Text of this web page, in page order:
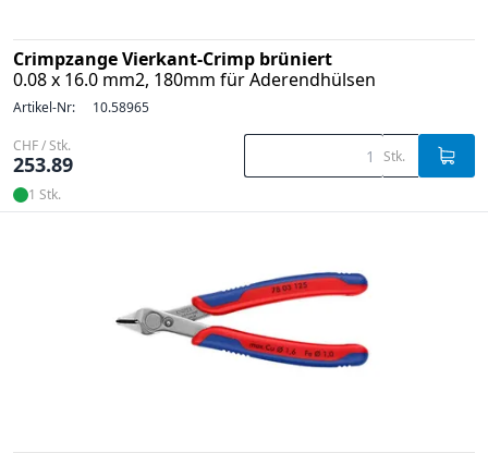
Crimpzange Vierkant-Crimp brüniert
0.08 x 16.0 mm2, 180mm für Aderendhülsen
Artikel-Nr: 10.58965
CHF / Stk.
253.89 Stk.
1 Stk.